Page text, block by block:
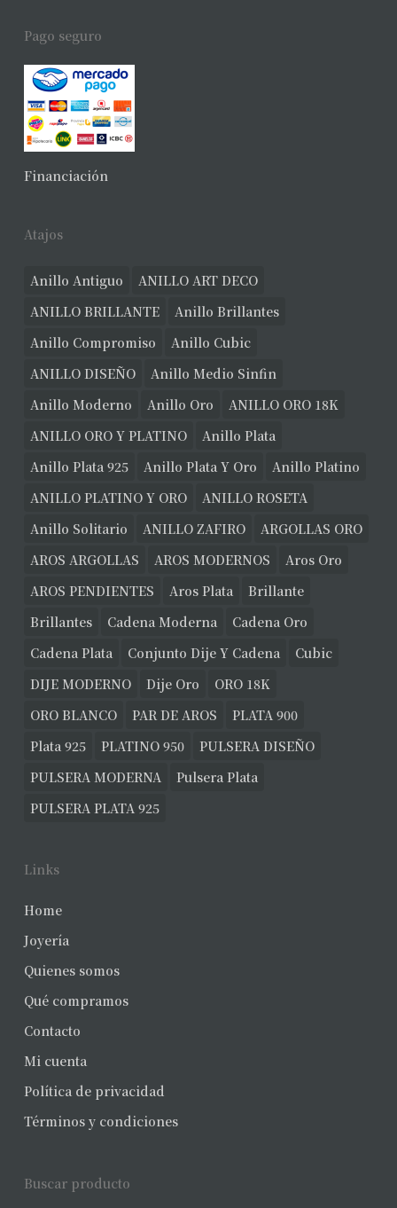
Pago seguro
Financiación
Atajos
Anillo Antiguo
ANILLO ART DECO
ANILLO BRILLANTE
Anillo Brillantes
Anillo Compromiso
Anillo Cubic
ANILLO DISEÑO
Anillo Medio Sinfin
Anillo Moderno
Anillo Oro
ANILLO ORO 18K
ANILLO ORO Y PLATINO
Anillo Plata
Anillo Plata 925
Anillo Plata Y Oro
Anillo Platino
ANILLO PLATINO Y ORO
ANILLO ROSETA
Anillo Solitario
ANILLO ZAFIRO
ARGOLLAS ORO
AROS ARGOLLAS
AROS MODERNOS
Aros Oro
AROS PENDIENTES
Aros Plata
Brillante
Brillantes
Cadena Moderna
Cadena Oro
Cadena Plata
Conjunto Dije Y Cadena
Cubic
DIJE MODERNO
Dije Oro
ORO 18K
ORO BLANCO
PAR DE AROS
PLATA 900
Plata 925
PLATINO 950
PULSERA DISEÑO
PULSERA MODERNA
Pulsera Plata
PULSERA PLATA 925
Links
Home
Joyería
Quienes somos
Qué compramos
Contacto
Mi cuenta
Política de privacidad
Términos y condiciones
Buscar producto